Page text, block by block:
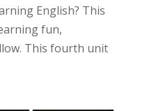
English? This
fun,
This fourth unit